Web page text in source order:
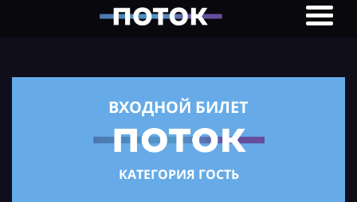
ВХОДНОЙ БИЛЕТ
КАТЕГОРИЯ ГОСТЬ